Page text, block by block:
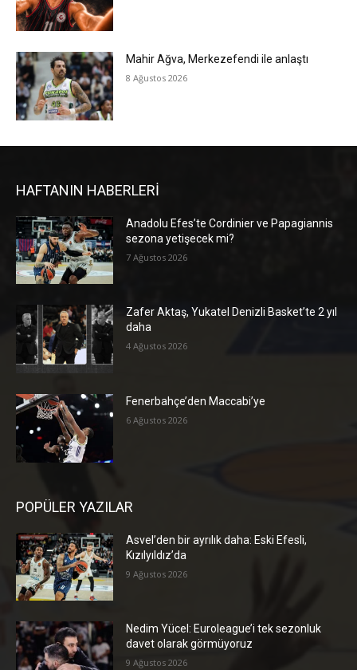
Mahir Ağva, Merkezefendi ile anlaştı
8 Ağustos 2026
HAFTANIN HABERLERİ
Anadolu Efes’te Cordinier ve Papagiannis
sezona yetişecek mi?
7 Ağustos 2026
Zafer Aktaş, Yukatel Denizli Basket’te 2 yıl
daha
4 Ağustos 2026
Fenerbahçe’den Maccabi’ye
6 Ağustos 2026
POPÜLER YAZILAR
Asvel’den bir ayrılık daha: Eski Efesli,
Kızılyıldız’da
9 Ağustos 2026
Nedim Yücel: Euroleague’i tek sezonluk
davet olarak görmüyoruz
9 Ağustos 2026